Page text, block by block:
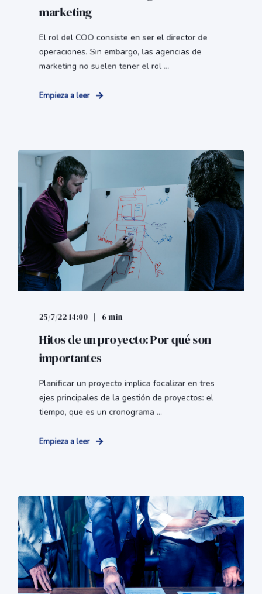
marketing
El rol del COO consiste en ser el director de
operaciones. Sin embargo, las agencias de
marketing no suelen tener el rol ...
Empieza a leer
25/7/22 14:00 6 min
Hitos de un proyecto: Por qué son
importantes
Planificar un proyecto implica focalizar en tres
ejes principales de la gestión de proyectos: el
tiempo, que es un cronograma ...
Empieza a leer